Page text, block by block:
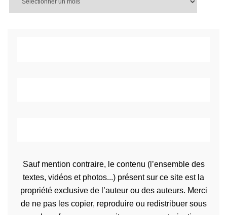
Sauf mention contraire, le contenu (l’ensemble des
textes, vidéos et photos...) présent sur ce site est la
propriété exclusive de l’auteur ou des auteurs. Merci
de ne pas les copier, reproduire ou redistribuer sous